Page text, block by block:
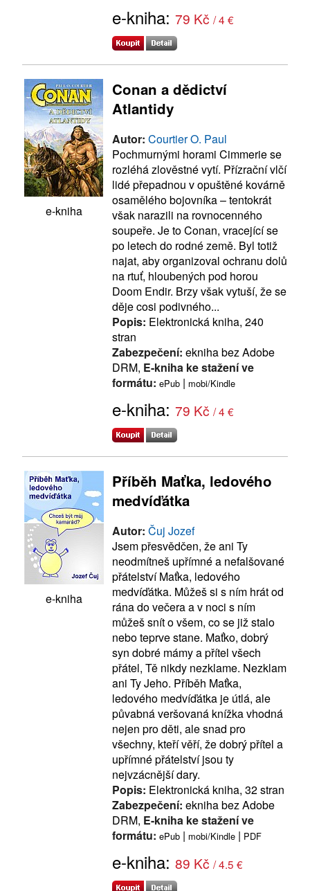
e-kniha: 79 Kč / 4 €
e-kniha
Conan a dědictví
Atlantidy
Autor: Courtier O. Paul
Pochmurnými horami Cimmerie se
rozléhá zlověstné vytí. Přízrační vlčí
lidé přepadnou v opuštěné kovárně
osamělého bojovníka – tentokrát
však narazili na rovnocenného
soupeře. Je to Conan, vracející se
po letech do rodné země. Byl totiž
najat, aby organizoval ochranu dolů
na rtuť, hloubených pod horou
Doom Endir. Brzy však vytuší, že se
děje cosi podivného...
Popis: Elektronická kniha, 240
stran
Zabezpečení: ekniha bez Adobe
DRM, E-kniha ke stažení ve
formátu: ePub | mobi/Kindle
e-kniha: 79 Kč / 4 €
e-kniha
Příběh Maťka, ledového
medvíďátka
Autor: Čuj Jozef
Jsem přesvědčen, že ani Ty
neodmítneš upřímné a nefalšované
přátelství Maťka, ledového
medvíďátka. Můžeš si s ním hrát od
rána do večera a v noci s ním
můžeš snít o všem, co se již stalo
nebo teprve stane. Maťko, dobrý
syn dobré mámy a přítel všech
přátel, Tě nikdy nezklame. Nezklam
ani Ty Jeho. Příběh Maťka,
ledového medvíďátka je útlá, ale
půvabná veršovaná knížka vhodná
nejen pro děti, ale snad pro
všechny, kteří věří, že dobrý přítel a
upřímné přátelství jsou ty
nejvzácnější dary.
Popis: Elektronická kniha, 32 stran
Zabezpečení: ekniha bez Adobe
DRM, E-kniha ke stažení ve
formátu: ePub | mobi/Kindle | PDF
e-kniha: 89 Kč / 4.5 €